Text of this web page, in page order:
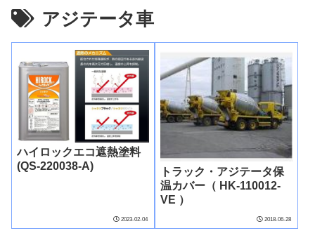
アジテータ車
ハイロックエコ遮熱塗料
(QS-220038-A)
2023-02-04
トラック・アジテータ保
温カバー（ HK-110012-
VE ）
2018-06-28